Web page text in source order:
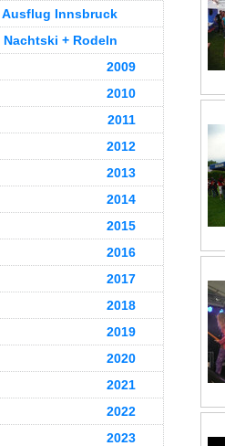
Ausflug Innsbruck
Nachtski + Rodeln
2009
2010
2011
2012
2013
2014
2015
2016
2017
2018
2019
2020
2021
2022
2023